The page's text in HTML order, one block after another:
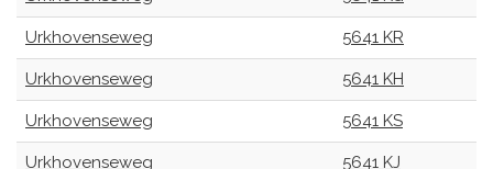
Urkhovenseweg 5641 KR
Urkhovenseweg 5641 KH
Urkhovenseweg 5641 KS
Urkhovenseweg 5641 KJ